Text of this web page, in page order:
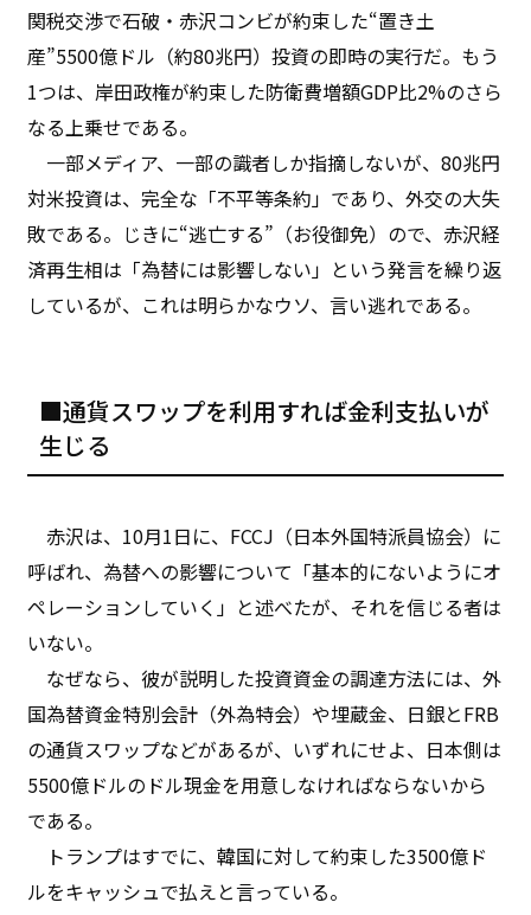
関税交渉で石破・赤沢コンビが約束した“置き土
産”5500億ドル（約80兆円）投資の即時の実行だ。もう
1つは、岸田政権が約束した防衛費増額GDP比2%のさら
なる上乗せである。
一部メディア、一部の識者しか指摘しないが、80兆円
対米投資は、完全な「不平等条約」であり、外交の大失
敗である。じきに“逃亡する”（お役御免）ので、赤沢経
済再生相は「為替には影響しない」という発言を繰り返
しているが、これは明らかなウソ、言い逃れである。
■通貨スワップを利用すれば金利支払いが
生じる
赤沢は、10月1日に、FCCJ（日本外国特派員協会）に
呼ばれ、為替への影響について「基本的にないようにオ
ペレーションしていく」と述べたが、それを信じる者は
いない。
なぜなら、彼が説明した投資資金の調達方法には、外
国為替資金特別会計（外為特会）や埋蔵金、日銀とFRB
の通貨スワップなどがあるが、いずれにせよ、日本側は
5500億ドルのドル現金を用意しなければならないから
である。
トランプはすでに、韓国に対して約束した3500億ド
ルをキャッシュで払えと言っている。